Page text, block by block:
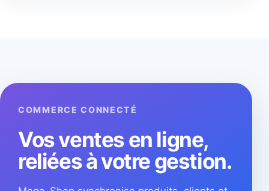
COMMERCE CONNECTÉ
Vos ventes en ligne,
reliées à votre gestion.